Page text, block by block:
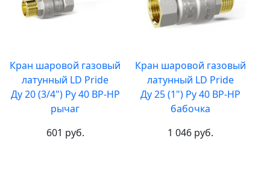
Кран шаровой газовый
латунный LD Pride
Ду 20 (3/4") Ру 40 ВР-НР
рычаг
601 руб.
Кран шаровой газовый
латунный LD Pride
Ду 25 (1") Ру 40 ВР-НР
бабочка
1 046 руб.